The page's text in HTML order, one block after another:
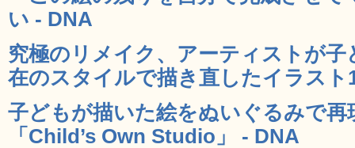
い - DNA
究極のリメイク、アーティストが
在のスタイルで描き直したイラスト
子どもが描いた絵をぬいぐるみで
「Child’s Own Studio」 - DNA